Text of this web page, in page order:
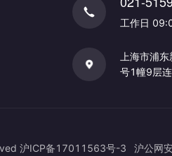
工作日
上海市浦
号1幢9层
沪ICP备17011563号-3 沪公网